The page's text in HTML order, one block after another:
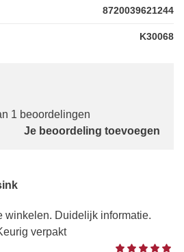
8720039621244
K30068
1 beoordelingen
Je beoordeling toevoegen
winkelen. Duidelijk informatie.
verpakt